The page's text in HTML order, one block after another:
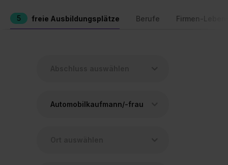
5 freie Ausbildungsplätze Berufe Firmen-
Automobilkaufmann/-frau